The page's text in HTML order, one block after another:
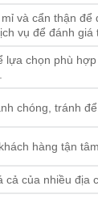
và cẩn thận
vụ để đánh giá
lựa chọn phù
chóng, tránh
hàng tận
của nhiều